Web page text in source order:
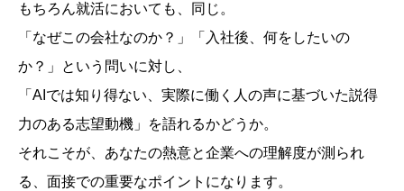
もちろん就活においても、同じ。
「なぜこの会社なのか？」「入社後、何をしたいの
か？」という問いに対し、
「AIでは知り得ない、実際に働く人の声に基づいた説得
力のある志望動機」を語れるかどうか。
それこそが、あなたの熱意と企業への理解度が測られ
る、面接での重要なポイントになります。